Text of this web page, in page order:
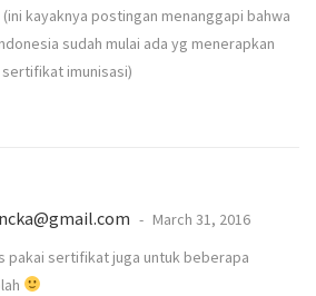
(ini kayaknya postingan menanggapi bahwa
sudah mulai ada yg menerapkan
sertifikat imunisasi)
March 31, 2016
pakai sertifikat juga untuk beberapa